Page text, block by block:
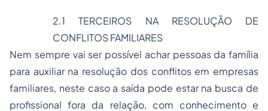
2.1 TERCEIROS NA RESOLUÇÃO DE
CONFLITOS FAMILIARES
Nem sempre vai ser possível achar pessoas da família
para auxiliar na resolução dos conflitos em empresas
familiares, neste caso a saída pode estar na busca de
profissional fora da relação, com conhecimento e